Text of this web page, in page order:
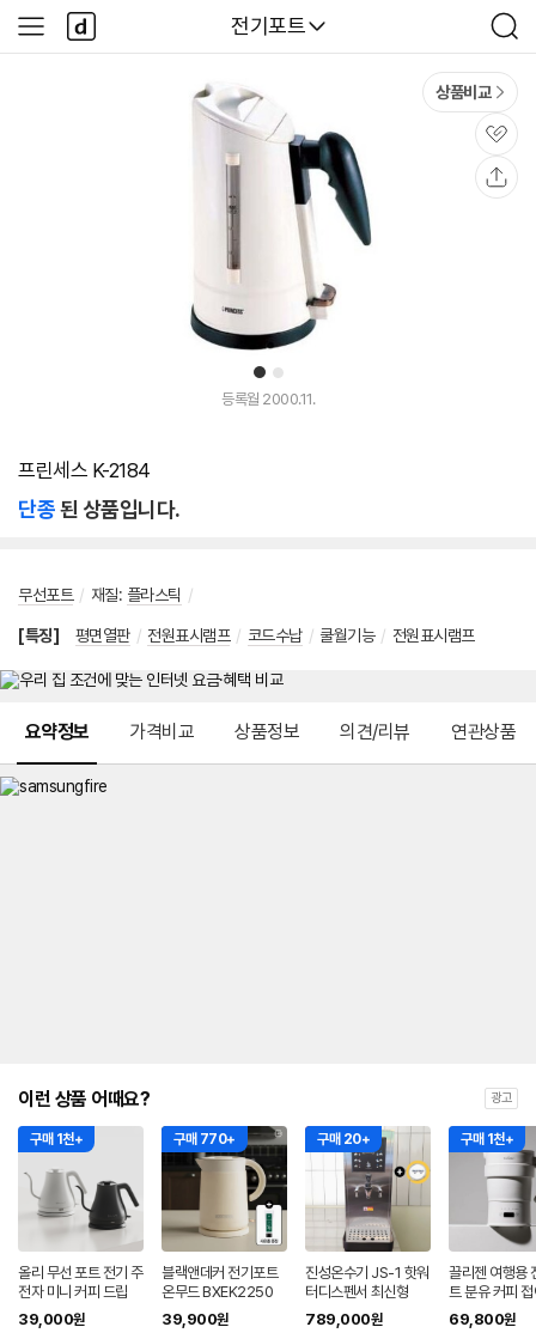
다나와
전기포트
검
색
사
이
다
나
와
1 2
상품비교
관
심
등록월 2000.11.
프린세스 K-2184
단종된 상품입니다.
무선포트 / 재질: 플라스틱 /
[특징] 평면열판 / 전원표시램프 / 코드수납 / 쿨월기능 / 전원표시램프
요약정보 가격비교 상품정보 의견/리뷰 연관상품
이런 상품 어때요? 광고
구매 1천+
올리 무선 포트 전기 주
전자 미니 커피 드립
39,000원
구매 770+
블랙앤데커 전기포트
온무드 BXEK2250
39,900원
구매 20+
진성온수기 JS-1 핫워
터디스펜서 최신형
789,000원
구매 1천+
끌리젠 여행용
트 분유 커피
대용
69,800원